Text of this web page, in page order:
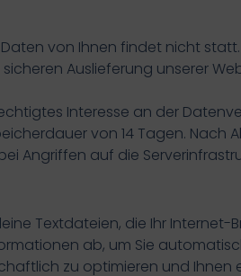
von Ihnen findet nicht statt.
Auslieferung unserer
Interesse an der
von 14 Tagen.
Angriffen auf die
Textdateien, die Ihr
ab, um Sie
zu optimieren und